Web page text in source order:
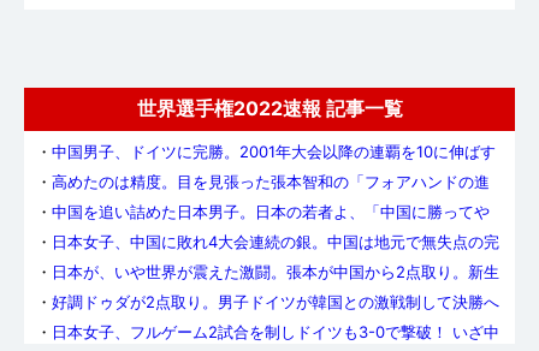
世界選手権2022速報 記事一覧
・ 中国男子、ドイツに完勝。2001年大会以降の連覇を10に伸ばす
・ 高めたのは精度。目を見張った張本智和の「フォアハンドの進
化」
・ 中国を追い詰めた日本男子。日本の若者よ、「中国に勝ってや
る」という意志を持て
・ 日本女子、中国に敗れ4大会連続の銀。中国は地元で無失点の完
全V&5連覇達成
・ 日本が、いや世界が震えた激闘。張本が中国から2点取り。新生
日本男子、中国を追いつめる
・ 好調ドゥダが2点取り。男子ドイツが韓国との激戦制して決勝へ
・ 日本女子、フルゲーム2試合を制しドイツも3-0で撃破！ いざ中